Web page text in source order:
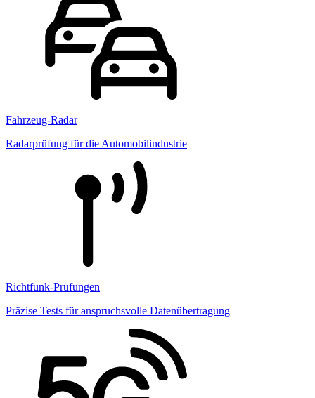
Fahrzeug-Radar
Radarprüfung für die Automobilindustrie
Richtfunk-Prüfungen
Präzise Tests für anspruchsvolle Datenübertragung